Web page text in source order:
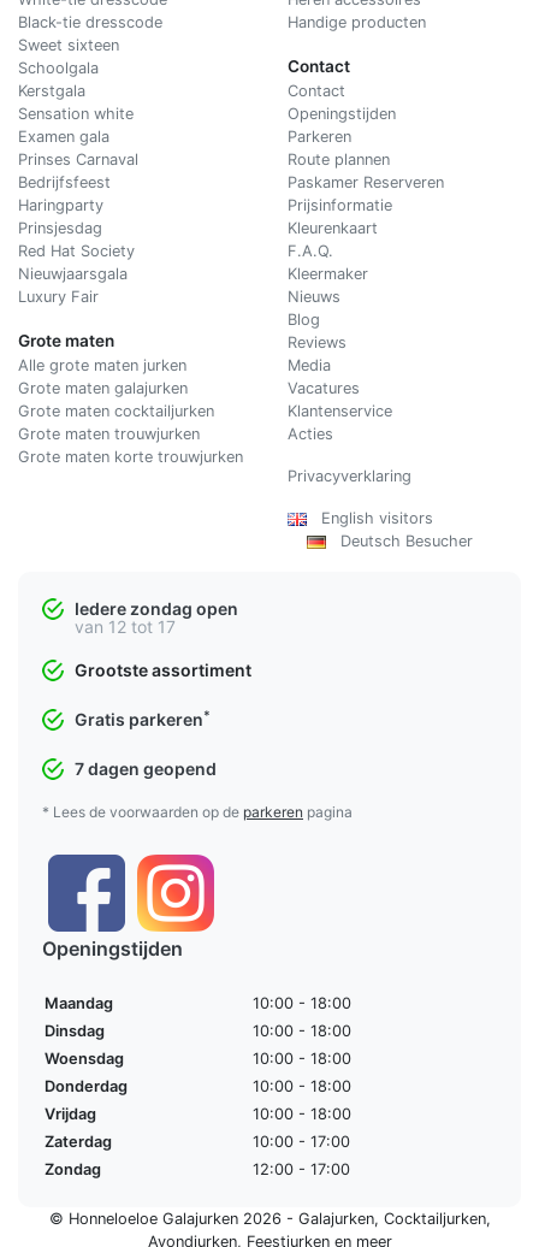
Black-tie dresscode
Sweet sixteen
Schoolgala
Kerstgala
Sensation white
Examen gala
Prinses Carnaval
Bedrijfsfeest
Haringparty
Prinsjesdag
Red Hat Society
Nieuwjaarsgala
Luxury Fair
Grote maten
Alle grote maten jurken
Grote maten galajurken
Grote maten cocktailjurken
Grote maten trouwjurken
Grote maten korte trouwjurken
Handige producten
Contact
Contact
Openingstijden
Parkeren
Route plannen
Paskamer Reserveren
Prijsinformatie
Kleurenkaart
F.A.Q.
Kleermaker
Nieuws
Blog
Reviews
Media
Vacatures
Klantenservice
Acties
Privacyverklaring
English visitors
Deutsch Besucher
Iedere zondag open
van 12 tot 17
Grootste assortiment
Gratis parkeren*
7 dagen geopend
* Lees de voorwaarden op de parkeren pagina
Openingstijden
Maandag
10:00 - 18:00
Dinsdag
10:00 - 18:00
Woensdag
10:00 - 18:00
Donderdag
10:00 - 18:00
Vrijdag
10:00 - 18:00
Zaterdag
10:00 - 17:00
Zondag
12:00 - 17:00
© Honneloeloe Galajurken 2026 - Galajurken, Cocktailjurken,
Avondjurken, Feestjurkenen meer